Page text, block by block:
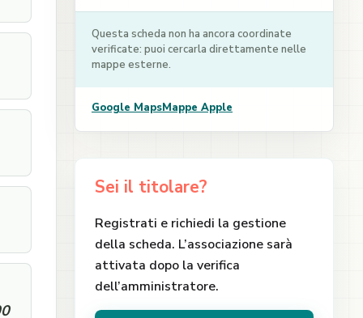
Questa scheda non ha ancora coordinate
verificate: puoi cercarla direttamente nelle
mappe esterne.
Google MapsMappe Apple
Sei il titolare?
Registrati e richiedi la gestione
della scheda. L’associazione sarà
attivata dopo la verifica
dell’amministratore.